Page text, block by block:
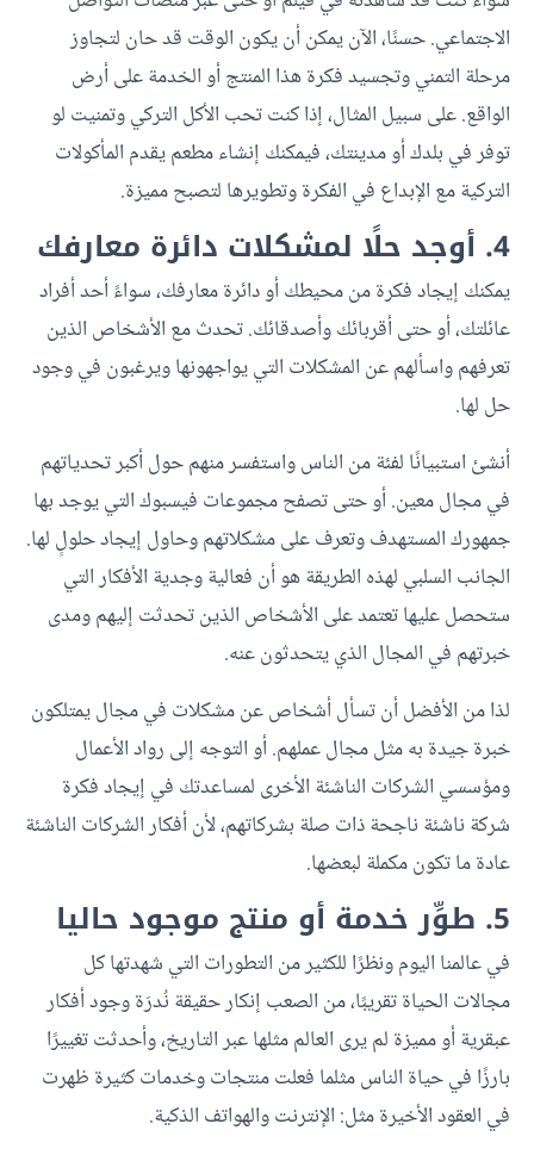
الاجتماعي. حسنًا، الآن يمكن أن يكون الوقت قد حان لتجاوز
مرحلة التمني وتجسيد فكرة هذا المنتج أو الخدمة على أرض
الواقع. على سبيل المثال، إذا كنت تحب الأكل التركي وتمنيت لو
توفر في بلدك أو مدينتك، فيمكنك إنشاء مطعم يقدم المأكولات
التركية مع الإبداع في الفكرة وتطويرها لتصبح مميزة.
4. أوجد حلًا لمشكلات دائرة معارفك
يمكنك إيجاد فكرة من محيطك أو دائرة معارفك، سواءً أحد أفراد
عائلتك، أو حتى أقربائك وأصدقائك. تحدث مع الأشخاص الذين
تعرفهم واسألهم عن المشكلات التي يواجهونها ويرغبون في وجود
حل لها.
أنشئ استبيانًا لفئة من الناس واستفسر منهم حول أكبر تحدياتهم
في مجال معين. أو حتى تصفح مجموعات فيسبوك التي يوجد بها
جمهورك المستهدف وتعرف على مشكلاتهم وحاول إيجاد حلولٍ لها.
الجانب السلبي لهذه الطريقة هو أن فعالية وجدية الأفكار التي
ستحصل عليها تعتمد على الأشخاص الذين تحدثت إليهم ومدى
خبرتهم في المجال الذي يتحدثون عنه.
لذا من الأفضل أن تسأل أشخاص عن مشكلات في مجال يمتلكون
خبرة جيدة به مثل مجال عملهم. أو التوجه إلى رواد الأعمال
ومؤسسي الشركات الناشئة الأخرى لمساعدتك في إيجاد فكرة
شركة ناشئة ناجحة ذات صلة بشركاتهم، لأن أفكار الشركات الناشئة
عادة ما تكون مكملة لبعضها.
5. طوِّر خدمة أو منتج موجود حاليا
في عالمنا اليوم ونظرًا للكثير من التطورات التي شهدتها كل
مجالات الحياة تقريبًا، من الصعب إنكار حقيقة نُدرَة وجود أفكار
عبقرية أو مميزة لم يرى العالم مثلها عبر التاريخ، وأحدثت تغييرًا
بارزًا في حياة الناس مثلما فعلت منتجات وخدمات كثيرة ظهرت
في العقود الأخيرة مثل: الإنترنت والهواتف الذكية.